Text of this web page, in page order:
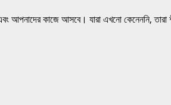
কাজে আসবে। যারা এখনো কেনেননি, তারা